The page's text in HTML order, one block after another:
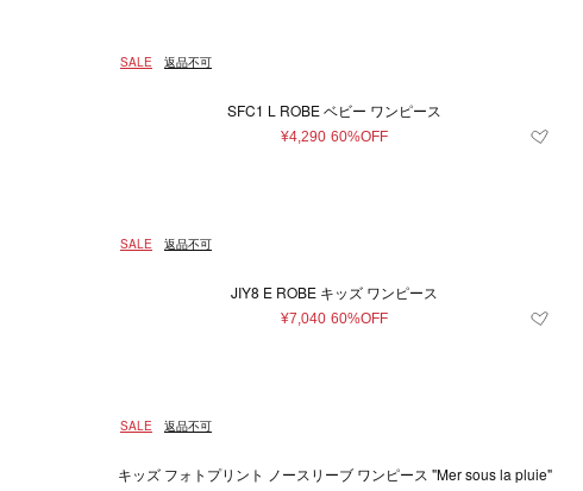
SALE 返品不可
SFC1 L ROBE ベビー ワンピース
¥4,290 60%OFF
SALE 返品不可
JIY8 E ROBE キッズ ワンピース
¥7,040 60%OFF
SALE 返品不可
キッズ フォトプリント ノースリーブ ワンピース "Mer sous la pluie"